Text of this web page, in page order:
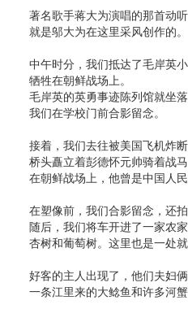
著名歌手蒋大为演唱的那首动
就是邬大为在这里采风创作的。
中午时分，我们抵达了毛岸英
牺牲在朝鲜战场上。
毛岸英的英勇事迹陈列馆就坐
我们在学校门前合影留念。
接着，我们去往被美国飞机炸断
桥头矗立着彭德怀元帅骑着战马
在朝鲜战场上，他曾是中国人民
在塑像前，我们合影留念，还
随后，我们将车开进了一家农
杏树和葡萄树。这里也是一处就
好客的主人出现了，他们夫妇
一条江里来的大鲶鱼和许多河蟹